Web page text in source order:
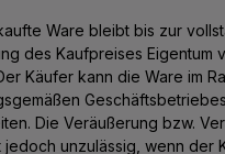
Ware bleibt bis zur
des Kaufpreises Eigentum
Käufer kann die Ware im
Die Veräußerung bzw.
jedoch unzulässig, wenn der